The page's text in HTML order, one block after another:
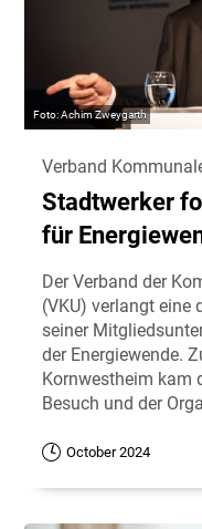
Achim Zweygarth
Verband
Stadtwerker
für
Der Verband der
(VKU) verlangt eine
seiner
der Energiewende.
Kornwestheim kam
Besuch und der
October 2024